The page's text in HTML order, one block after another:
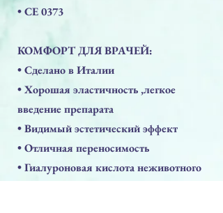
• СЕ 0373
КОМФОРТ ДЛЯ ВРАЧЕЙ:
• Сделано в Италии
• Хорошая эластичность ,легкое
введение препарата
• Видимый эстетический эффект
• Отличная переносимость
• Гиалуроновая кислота неживотного